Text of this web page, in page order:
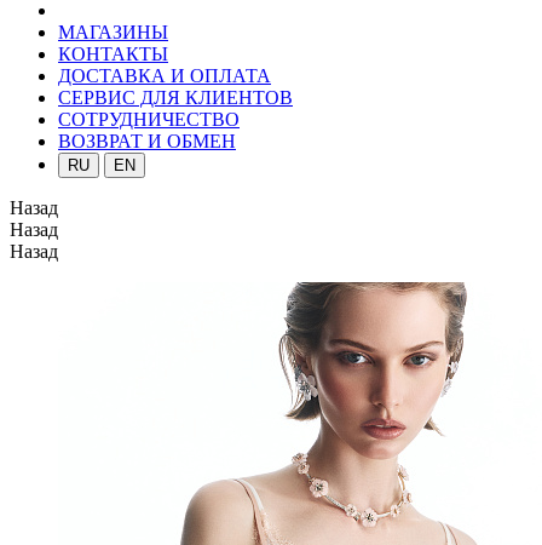
МАГАЗИНЫ
КОНТАКТЫ
ДОСТАВКА И ОПЛАТА
СЕРВИС ДЛЯ КЛИЕНТОВ
СОТРУДНИЧЕСТВО
ВОЗВРАТ И ОБМЕН
RU EN
Назад
Назад
Назад